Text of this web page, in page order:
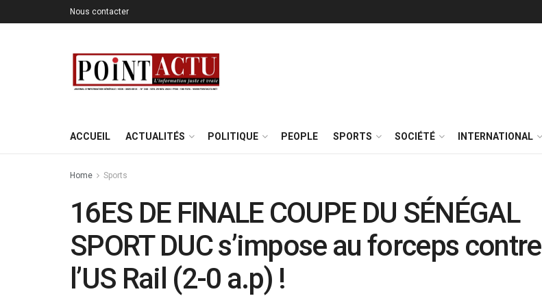
Nous contacter
ACCUEIL ACTUALITÉS POLITIQUE PEOPLE SPORTS SOCIÉTÉ INTERNATIONAL
Home Sports
16ES DE FINALE COUPE DU SÉNÉGAL
SPORT DUC s’impose au forceps contre
l’US Rail (2-0 a.p) !